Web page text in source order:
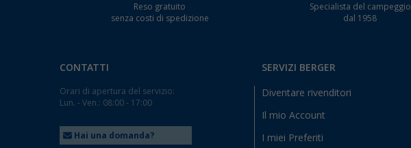
Reso gratuito
senza costi di spedizione
Specialista del campeggio
dal 1958
CONTATTI
Orari di apertura del servizio:
Lun. - Ven.: 08:00 - 17:00
Hai una domanda?
SERVIZI BERGER
Diventare rivenditori
Il mio Account
I miei Preferiti